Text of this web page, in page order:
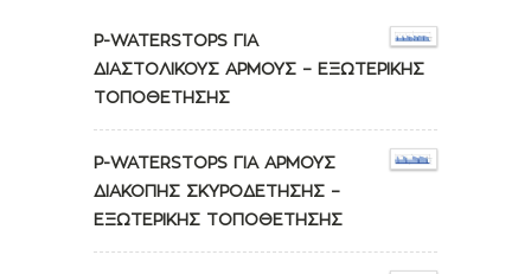
P-WATERSTOPS ΓΙΑ
ΔΙΑΣΤΟΛΙΚΟΥΣ ΑΡΜΟΥΣ – ΕΞΩΤΕΡΙΚΗΣ
ΤΟΠΟΘΕΤΗΣΗΣ
P-WATERSTOPS ΓΙΑ ΑΡΜΟΥΣ
ΔΙΑΚΟΠΗΣ ΣΚΥΡΟΔΕΤΗΣΗΣ –
ΕΞΩΤΕΡΙΚΗΣ ΤΟΠΟΘΕΤΗΣΗΣ